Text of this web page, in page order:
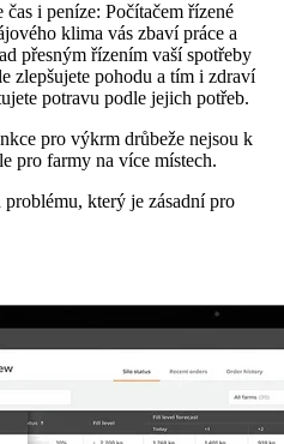
i peníze: Počítačem řízené
klima vás zbaví práce a
přesným řízením vaší spotřeby
zlepšujete pohodu a tím i zdraví
potravu podle jejich potřeb.
pro výkrm drůbeže nejsou k
pro farmy na více místech.
problému, který je zásadní pro